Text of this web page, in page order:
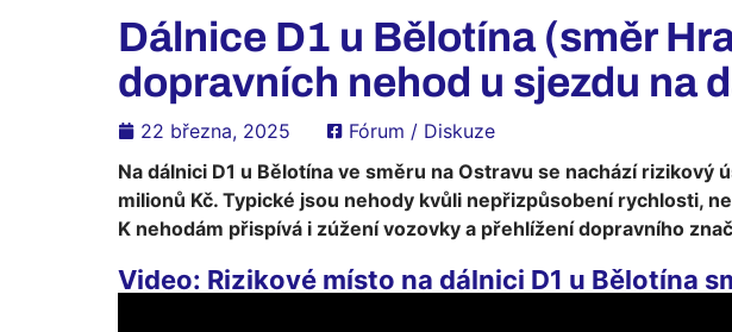
Dálnice D1 u Bělotína (směr
dopravních nehod u sjezdu na
22 března, 2025
Fórum / Diskuze
Na dálnici D1 u Bělotína ve směru na Ostravu se nachází
milionů Kč. Typické jsou nehody kvůli nepřizpůsobení rychlosti,
K nehodám přispívá i zúžení vozovky a přehlížení dopravního
Video: Rizikové místo na dálnici D1 u Bělotína